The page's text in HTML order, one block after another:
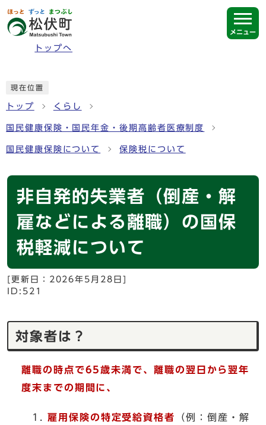
ページの先頭です
トップへ
メニュー
現在位置
トップ くらし
国民健康保険・国民年金・後期高齢者医療制度
国民健康保険について 保険税について
非自発的失業者（倒産・解
雇などによる離職）の国保
税軽減について
[更新日： 2026年5月28日
ID:521
対象者は？
離職の時点で65歳未満で、離職の翌日から翌年
度末までの期間に、
雇用保険の特定受給資格者
（例：倒産・解